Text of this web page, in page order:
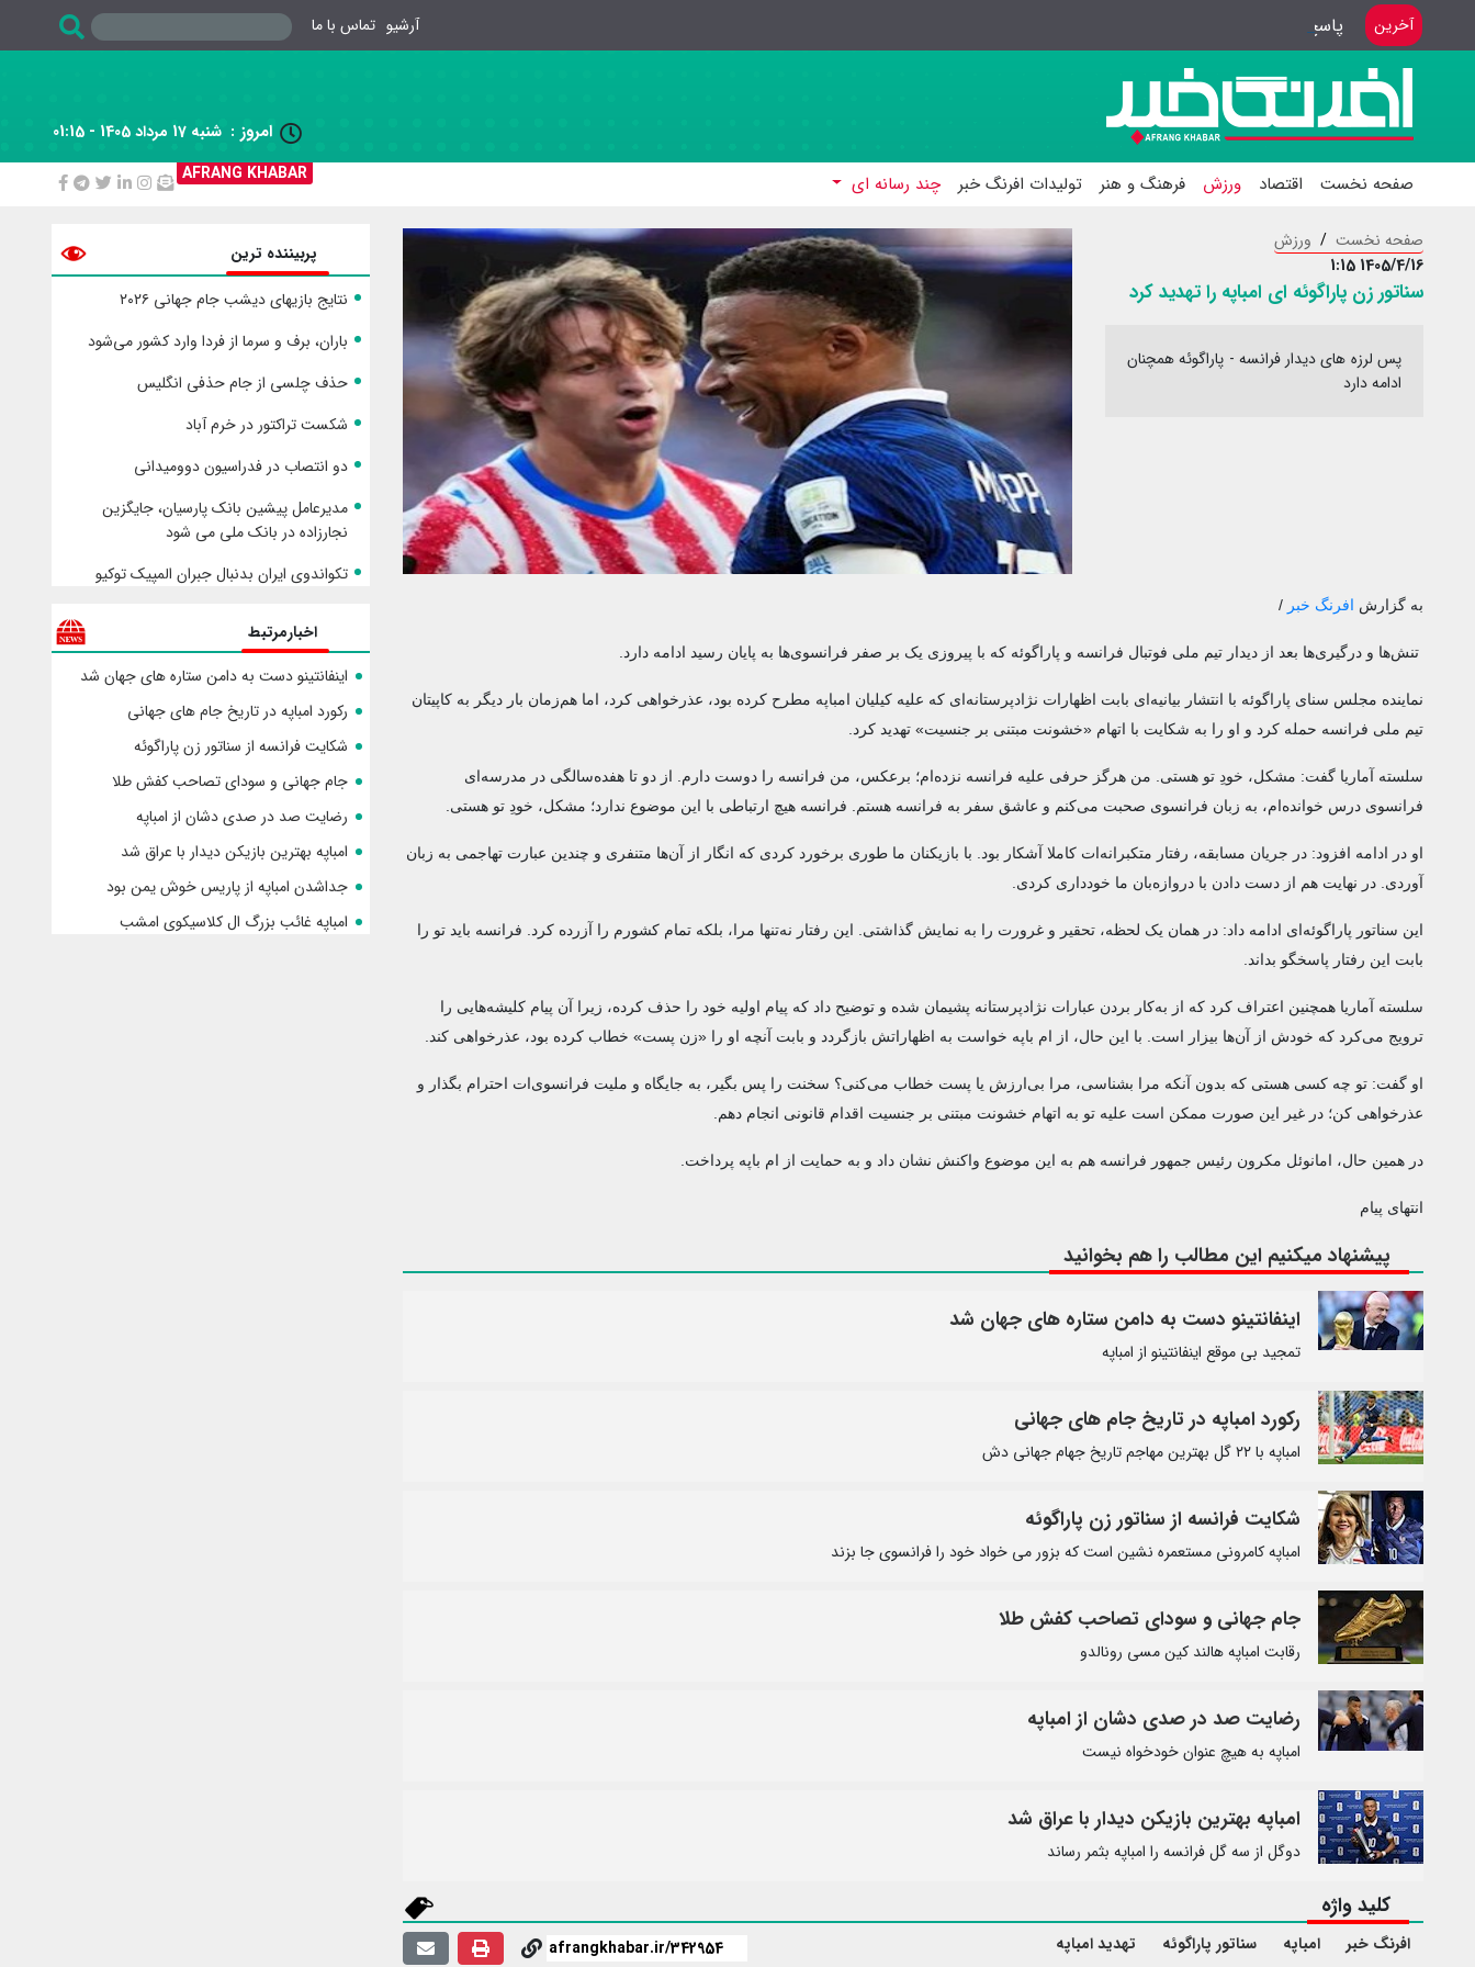
آخرین پاسخ گویی بهترین هدیه به خبرنگاران آرشیو تماس با ما
 امروز : شنبه 17 مرداد 1405 - 01:15
AFRANG KHABAR
صفحه نخست اقتصاد ورزش فرهنگ و هنر تولیدات افرنگ خبر چند رسانه ای
صفحه نخست
ورزش
1405/4/16 1:15
سناتور زن پاراگوئه ای امباپه را تهدید کرد
پس لرزه های دیدار فرانسه - پاراگوئه همچنان
ادامه دارد
به گزارش افرنگ خبر /
تنش‌ها و درگیری‌ها بعد از دیدار تیم ملی فوتبال فرانسه و پاراگوئه که با پیروزی یک بر صفر فرانسوی‌ها به پایان رسید ادامه دارد.
نماینده مجلس سنای پاراگوئه با انتشار بیانیه‌ای بابت اظهارات نژادپرستانه‌ای که علیه کیلیان امباپه مطرح کرده بود، عذرخواهی کرد، اما هم‌زمان بار دیگر به کاپیتان
تیم ملی فرانسه حمله کرد و او را به شکایت با اتهام «خشونت مبتنی بر جنسیت» تهدید کرد.
سلسته آماریا گفت: مشکل، خودِ تو هستی. من هرگز حرفی علیه فرانسه نزده‌ام؛ برعکس، من فرانسه را دوست دارم. از دو تا هفده‌سالگی در مدرسه‌ای
فرانسوی درس خوانده‌ام، به زبان فرانسوی صحبت می‌کنم و عاشق سفر به فرانسه هستم. فرانسه هیچ ارتباطی با این موضوع ندارد؛ مشکل، خودِ تو هستی.
او در ادامه افزود: در جریان مسابقه، رفتار متکبرانه‌ات کاملا آشکار بود. با بازیکنان ما طوری برخورد کردی که انگار از آن‌ها متنفری و چندین عبارت تهاجمی به زبان
آوردی. در نهایت هم از دست دادن با دروازه‌بان ما خودداری کردی.
این سناتور پاراگوئه‌ای ادامه داد: در همان یک لحظه، تحقیر و غرورت را به نمایش گذاشتی. این رفتار نه‌تنها مرا، بلکه تمام کشورم را آزرده کرد. فرانسه باید تو را
بابت این رفتار پاسخگو بداند.
سلسته آماریا همچنین اعتراف کرد که از به‌کار بردن عبارات نژادپرستانه پشیمان شده و توضیح داد که پیام اولیه خود را حذف کرده، زیرا آن پیام کلیشه‌هایی را
ترویج می‌کرد که خودش از آن‌ها بیزار است. با این حال، از ام باپه خواست به اظهاراتش بازگردد و بابت آنچه او را «زن پست» خطاب کرده بود، عذرخواهی کند.
او گفت: تو چه کسی هستی که بدون آنکه مرا بشناسی، مرا بی‌ارزش یا پست خطاب می‌کنی؟ سخنت را پس بگیر، به جایگاه و ملیت فرانسوی‌ات احترام بگذار و
عذرخواهی کن؛ در غیر این صورت ممکن است علیه تو به اتهام خشونت مبتنی بر جنسیت اقدام قانونی انجام دهم.
در همین حال، امانوئل مکرون رئیس جمهور فرانسه هم به این موضوع واکنش نشان داد و به حمایت از ام باپه پرداخت.
انتهای پیام
پیشنهاد میکنیم این مطالب را هم بخوانید
اینفانتینو دست به دامن ستاره های جهان شد
تمجید بی موقع اینفانتینو از امباپه
رکورد امباپه در تاریخ جام های جهانی
امباپه با ۲۲ گل بهترین مهاجم تاریخ جهام جهانی دش
شکایت فرانسه از سناتور زن پاراگوئه
امباپه کامرونی مستعمره نشین است که بزور می خواد خود را فرانسوی جا بزند
جام جهانی و سودای تصاحب کفش طلا
رقابت امباپه هالند کین مسی رونالدو
رضایت صد در صدی دشان از امباپه
امباپه به هیچ عنوان خودخواه نیست
امباپه بهترین بازیکن دیدار با عراق شد
دوگل از سه گل فرانسه را امباپه بثمر رساند
کلید واژه
افرنگ خبر امباپه سناتور پاراگوئه تهدید امباپه
پربیننده ترین
نتایج بازیهای دیشب جام جهانی ۲۰۲۶
باران، برف و سرما از فردا وارد کشور می‌شود
حذف چلسی از جام حذفی انگلیس
شکست تراکتور در خرم آباد
دو انتصاب در فدراسیون دوومیدانی
مدیرعامل پیشین بانک پارسیان، جایگزین
نجارزاده در بانک ملی می شود
تکواندوی ایران بدنبال جبران المپیک توکیو
اخبارمرتبط
اینفانتینو دست به دامن ستاره های جهان شد
رکورد امباپه در تاریخ جام های جهانی
شکایت فرانسه از سناتور زن پاراگوئه
جام جهانی و سودای تصاحب کفش طلا
رضایت صد در صدی دشان از امباپه
امباپه بهترین بازیکن دیدار با عراق شد
جداشدن امباپه از پاریس خوش یمن بود
امباپه غائب بزرگ ال کلاسیکوی امشب